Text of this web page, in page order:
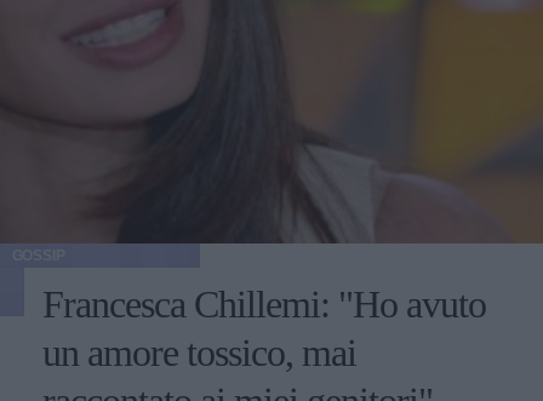
Francesca Chillemi: "Ho avuto
un amore tossico, mai